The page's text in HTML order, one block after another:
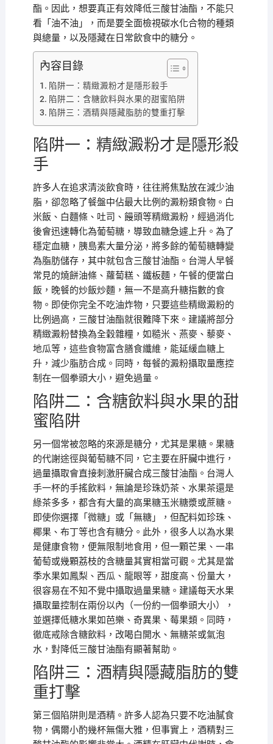
酯。因此，想要真正有效降低三酸甘油酯，不能只
看「油不油」，而是要全面檢視碳水化合物的種類
與總量，以及隱藏在日常飲食中的糖分。
內容目錄
陷阱一：精緻澱粉才是隱形殺手
陷阱二：含糖飲料與水果的甜蜜陷阱
陷阱三：酒精與隱藏脂肪的雙重打擊
陷阱一：精緻澱粉才是隱形殺
手
許多人在追求清淡飲食時，往往將焦點放在減少油
脂，卻忽略了餐盤中佔最大比例的澱粉類食物。白
米飯、白麵條、吐司、饅頭等精緻澱粉，經過消化
後會迅速轉化為葡萄糖，導致血糖急遽上升。為了
穩定血糖，胰島素大量分泌，將多餘的葡萄糖轉變
為脂肪儲存，其中就包含三酸甘油酯。台灣人早餐
常見的燒餅油條、蘿蔔糕、鐵板麵，午餐的便當白
飯，晚餐的炒飯炒麵，無一不是高升糖指數的食
物。即使你完全不吃油炸物，只要這些精緻澱粉的
比例過高，三酸甘油酯就很難降下來。建議將部分
精緻澱粉替換為全穀雜糧，如糙米、燕麥、藜麥、
地瓜等，這些食物富含膳食纖維，能延緩血糖上
升，減少脂肪合成。同時，每餐的澱粉攝取量應控
制在一個拳頭大小，避免過量。
陷阱二：含糖飲料與水果的甜
蜜陷阱
另一個常被忽略的來源是糖分，尤其是果糖。果糖
的代謝途徑與葡萄糖不同，它主要在肝臟中進行，
過量攝取會直接刺激肝臟合成三酸甘油酯。台灣人
手一杯的手搖飲料，無論是珍珠奶茶、水果茶還是
綠茶多多，都含有大量的高果糖玉米糖漿或蔗糖。
即使你選擇「微糖」或「無糖」，但配料如珍珠、
椰果、布丁等也含有糖分。此外，很多人以為水果
是健康食物，便無限制地食用，但一顆芒果、一串
葡萄或幾顆荔枝的含糖量其實相當可觀。尤其是當
季水果如鳳梨、西瓜、龍眼等，甜度高、份量大，
很容易在不知不覺中攝取過量果糖。建議每天水果
攝取量控制在兩份以內（一份約一個拳頭大小），
並選擇低糖水果如芭樂、奇異果、莓果類。同時，
徹底戒除含糖飲料，改喝白開水、無糖茶或氣泡
水，對降低三酸甘油酯有顯著幫助。
陷阱三：酒精與隱藏脂肪的雙
重打擊
第三個陷阱則是酒精。許多人認為只要不吃油膩食
物，偶爾小酌幾杯無傷大雅，但事實上，酒精對三